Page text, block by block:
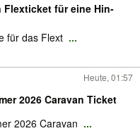
Flexticket für eine Hin-
für das Flext ...
Heute, 01:57
2026 Caravan Ticket
2026 Caravan ...